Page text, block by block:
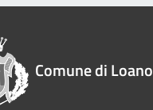
Comune di Loano